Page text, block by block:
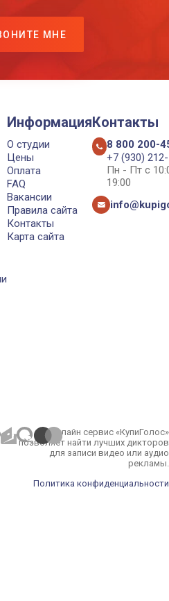
МНЕ
Информация
О студии
Цены
Оплата
FAQ
Вакансии
Правила сайта
Контакты
Карта сайта
Контакты
8 800 200-
+7 (930)
Пн - Пт с
19:00
Онлайн сервис «КупиГолос»
позволяет найти лучших дикторов
для записи видео или аудио
рекламы.
Политика конфиденциальности